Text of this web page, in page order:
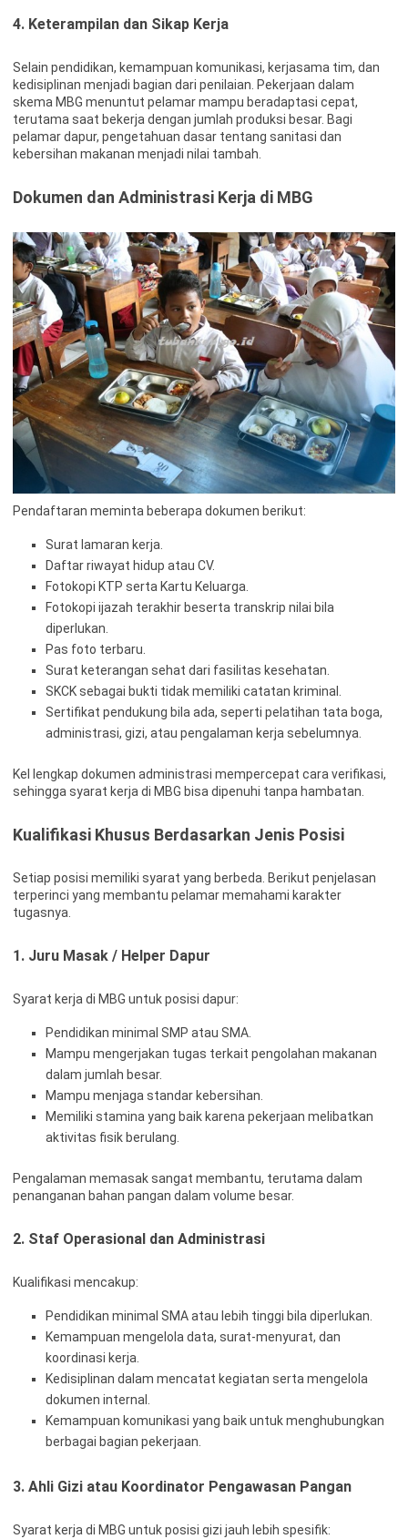
4. Keterampilan dan Sikap Kerja
Selain pendidikan, kemampuan komunikasi, kerjasama tim, dan
kedisiplinan menjadi bagian dari penilaian. Pekerjaan dalam
skema MBG menuntut pelamar mampu beradaptasi cepat,
terutama saat bekerja dengan jumlah produksi besar. Bagi
pelamar dapur, pengetahuan dasar tentang sanitasi dan
kebersihan makanan menjadi nilai tambah.
Dokumen dan Administrasi Kerja di MBG
Pendaftaran meminta beberapa dokumen berikut:
Surat lamaran kerja.
Daftar riwayat hidup atau CV.
Fotokopi KTP serta Kartu Keluarga.
Fotokopi ijazah terakhir beserta transkrip nilai bila
diperlukan.
Pas foto terbaru.
Surat keterangan sehat dari fasilitas kesehatan.
SKCK sebagai bukti tidak memiliki catatan kriminal.
Sertifikat pendukung bila ada, seperti pelatihan tata boga,
administrasi, gizi, atau pengalaman kerja sebelumnya.
Kel lengkap dokumen administrasi mempercepat cara verifikasi,
sehingga syarat kerja di MBG bisa dipenuhi tanpa hambatan.
Kualifikasi Khusus Berdasarkan Jenis Posisi
Setiap posisi memiliki syarat yang berbeda. Berikut penjelasan
terperinci yang membantu pelamar memahami karakter
tugasnya.
1. Juru Masak / Helper Dapur
Syarat kerja di MBG untuk posisi dapur:
Pendidikan minimal SMP atau SMA.
Mampu mengerjakan tugas terkait pengolahan makanan
dalam jumlah besar.
Mampu menjaga standar kebersihan.
Memiliki stamina yang baik karena pekerjaan melibatkan
aktivitas fisik berulang.
Pengalaman memasak sangat membantu, terutama dalam
penanganan bahan pangan dalam volume besar.
2. Staf Operasional dan Administrasi
Kualifikasi mencakup:
Pendidikan minimal SMA atau lebih tinggi bila diperlukan.
Kemampuan mengelola data, surat-menyurat, dan
koordinasi kerja.
Kedisiplinan dalam mencatat kegiatan serta mengelola
dokumen internal.
Kemampuan komunikasi yang baik untuk menghubungkan
berbagai bagian pekerjaan.
3. Ahli Gizi atau Koordinator Pengawasan Pangan
Syarat kerja di MBG untuk posisi gizi jauh lebih spesifik: